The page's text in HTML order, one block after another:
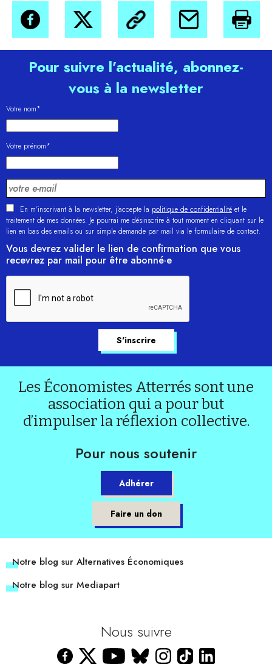
Pour suivre l’actualité, abonnez-
vous à la newsletter
Votre nom*
Votre prénom*
En m'inscrivant à la newsletter, j’accepte la politique de confidentialité et le
traitement de mes données. Je pourrai me désinscrire à tout moment en cliquant sur le
lien en bas des emails ou sur simple demande par mail via le formulaire de contact.
Vous devrez valider le lien de confirmation que vous
recevrez par mail pour être abonné·e
Les Économistes Atterrés sont une
association qui a pour but
d’impulser la réflexion collective.
Pour nous soutenir
Adhérer
Faire un don
Notre blog sur Alternatives Économiques
Notre blog sur Mediapart
Nous suivre